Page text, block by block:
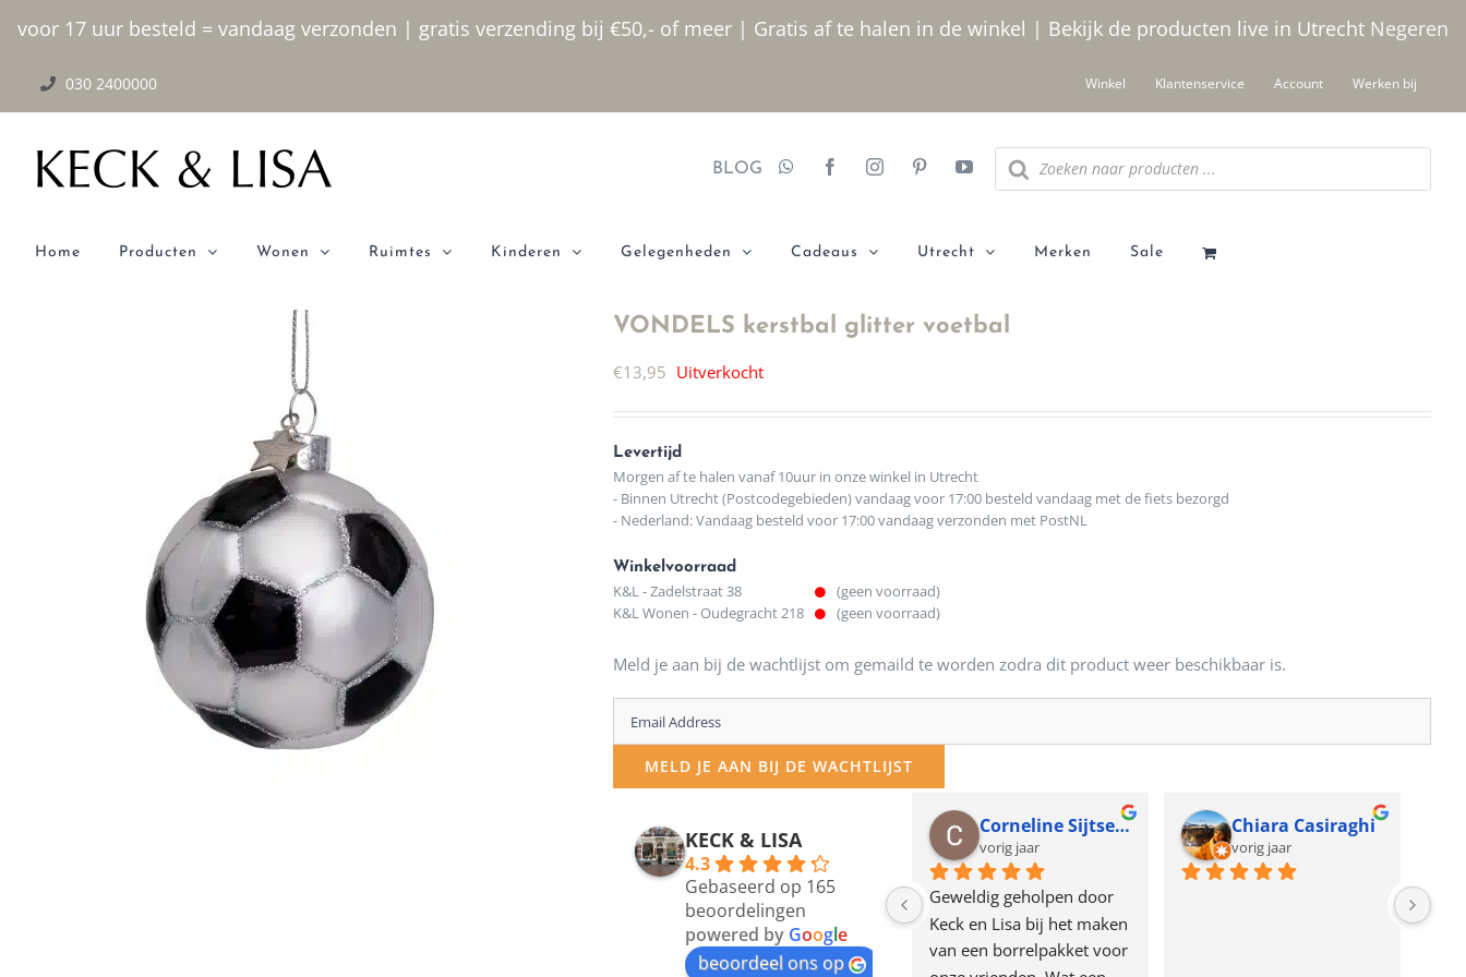
voor 17 uur besteld = vandaag verzonden | gratis verzending bij €50,- of meer | Gratis af te halen in de winkel | Bekijk de producten live in Utrecht Negeren
inhoud
030 2400000 Winkel Klantenservice Account Werken bij
BLOG
Producten
zoeken
Home Producten Wonen Ruimtes Kinderen Gelegenheden Cadeaus Utrecht Merken Sale
VONDELS kerstbal glitter voetbal
€13,95 Uitverkocht
Levertijd
Morgen af te halen vanaf 10uur in onze winkel in Utrecht
- Binnen Utrecht (Postcodegebieden) vandaag voor 17:00 besteld vandaag met de fiets bezorgd
- Nederland: Vandaag besteld voor 17:00 vandaag verzonden met PostNL
Winkelvoorraad
K&L - Zadelstraat 38
(geen voorraad)
K&L Wonen - Oudegracht 218
(geen voorraad)
Meld je aan bij de wachtlijst om gemaild te worden zodra dit product weer beschikbaar is.
Enter
your
email
MELD JE AAN BIJ DE WACHTLIJST
KECK & LISA
4.3
Gebaseerd op 165
beoordelingen
powered by Google
beoordeel ons op
12 maanden geleden
Waarom in hemelsnaam
de woonwinkel op de
klippen  laten lopen? Waar
Corneline Sijtsema
vorig jaar
Geweldig geholpen door
Keck en Lisa bij het maken
van een borrelpakket voor
Chiara Casiraghi
vorig jaar